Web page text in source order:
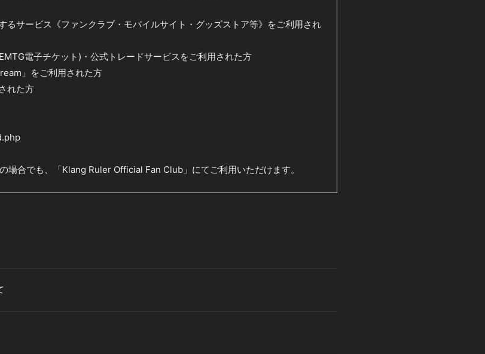
サービス《ファンクラブ・モバイルサイト・グッズストア等》をご利用され
電子チケット)・公式トレードサービスをご利用された方
」をご利用された方
れた方
場合でも、「Klang Ruler Official Fan Club」にてご利用いただけます。